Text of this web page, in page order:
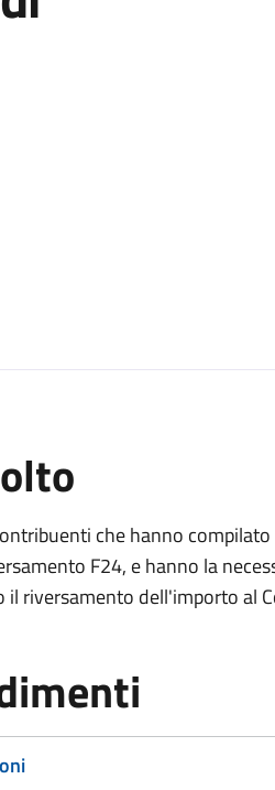
che hanno
F24, e hanno la
il riversamento dell'importo al